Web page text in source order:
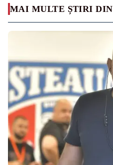
MAI MULTE ȘTIRI DIN